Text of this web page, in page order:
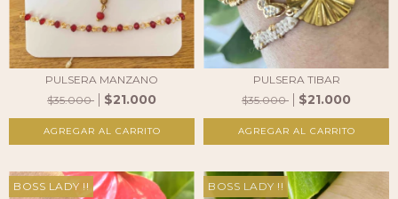
PULSERA MANZANO
$35.000
$21.000
PULSERA TIBAR
$35.000
$21.000
BOSS LADY !! BOSS LADY !!